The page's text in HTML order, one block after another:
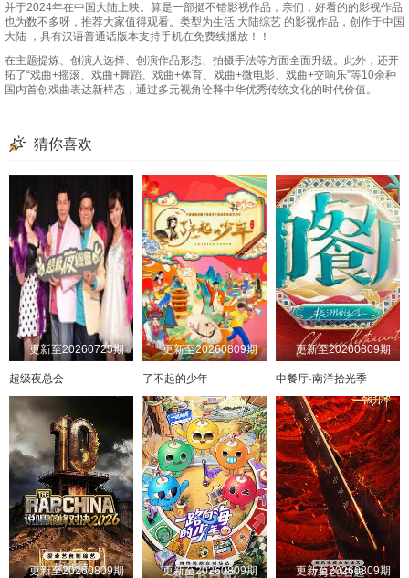
并于2024年在中国大陆上映。算是一部挺不错影视作品，亲们，好看的的影视作品
也为数不多呀，推荐大家值得观看。类型为生活,大陆综艺 的影视作品，创作于中国
大陆 ，具有汉语普通话版本支持手机在免费线播放！！
在主题提炼、创演人选择、创演作品形态、拍摄手法等方面全面升级。此外，还开
拓了“戏曲+摇滚、戏曲+舞蹈、戏曲+体育、戏曲+微电影、戏曲+交响乐”等10余种
国内首创戏曲表达新样态，通过多元视角诠释中华优秀传统文化的时代价值。
猜你喜欢
更新至20260725期
超级夜总会
更新至20260809期
了不起的少年
更新至20260809期
中餐厅·南洋拾光季
更新至20260809期 更新至20260809期 更新至20260809期